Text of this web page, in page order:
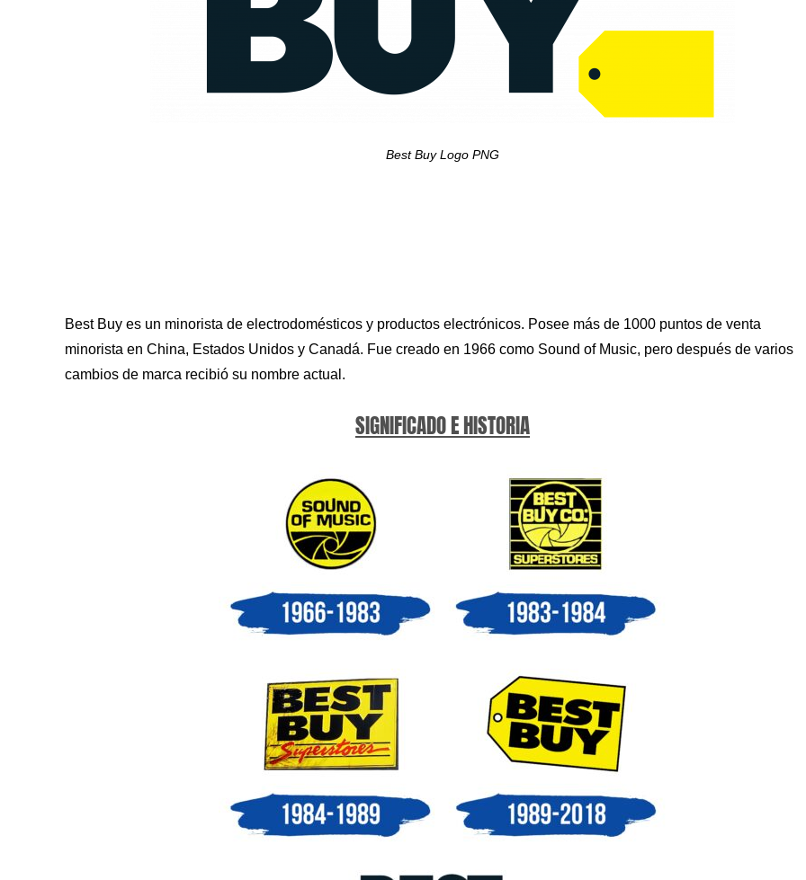
Best Buy Logo PNG
Best Buy es un minorista de electrodomésticos y productos electrónicos. Posee más de 1000 puntos de venta
minorista en China, Estados Unidos y Canadá. Fue creado en 1966 como Sound of Music, pero después de varios
cambios de marca recibió su nombre actual.
SIGNIFICADO E HISTORIA